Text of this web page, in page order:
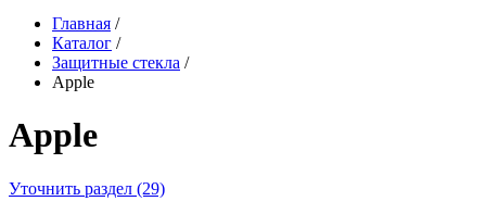
Главная /
Каталог /
Защитные стекла /
Apple
Apple
Уточнить раздел (29)